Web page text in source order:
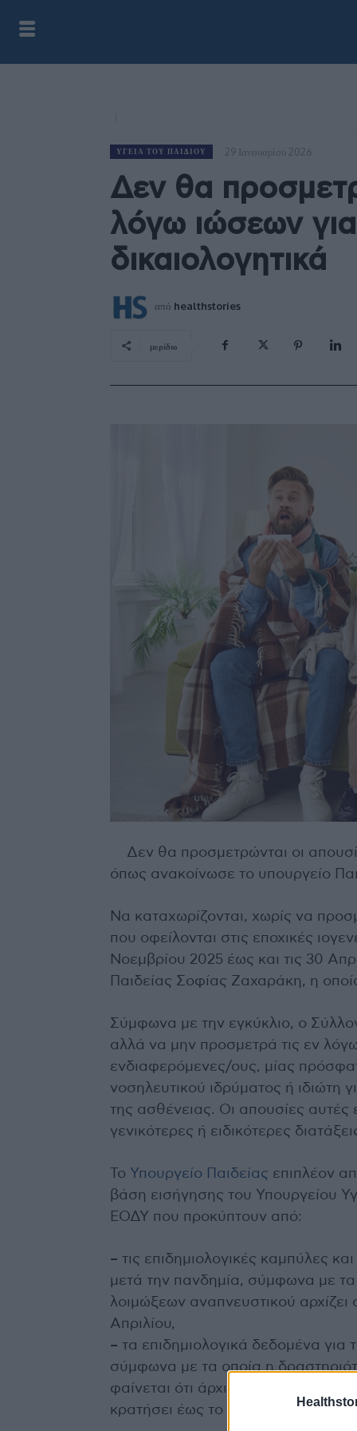
ΥΓΕΊΑ ΤΟΥ ΠΑΙΔΙΟΎ 29 Ιανουαρίου 2026
Δεν θα
λόγω ιώσεων
δικαιολογητικά
από healthstories
μερίδιο
Δεν θα προσμετρώνται οι
όπως ανακοίνωσε το υπουργείο
Να καταχωρίζονται, χωρίς να
που οφείλονται στις εποχικές
Νοεμβρίου 2025 έως και τις 30
Παιδείας Σοφίας Ζαχαράκη, η
Σύμφωνα με την εγκύκλιο, ο
αλλά να μην προσμετρά τις εν
ενδιαφερόμενες/ους, μίας
νοσηλευτικού ιδρύματος ή ιδιώτη
της ασθένειας. Οι απουσίες αυτές
γενικότερες ή ειδικότερες
Το Υπουργείο Παιδείας επιπλέον
βάση εισήγησης του Υπουργείου
ΕΟΔΥ που προκύπτουν από:
– τις επιδημιολογικές καμπύλες
μετά την πανδημία, σύμφωνα με τα
λοιμώξεων αναπνευστικού αρχίζει
Απριλίου,
– τα επιδημιολογικά δεδομένα
σύμφωνα με τα οποία η
φαίνεται ότι άρχισε την
κρατήσει έως το τέλος Απριλίου